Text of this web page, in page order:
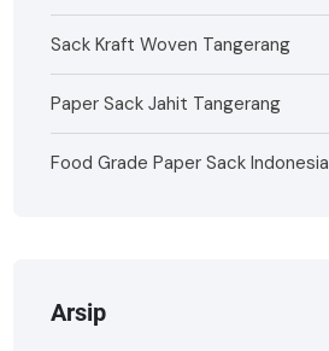
Sack Kraft Woven Tangerang
Paper Sack Jahit Tangerang
Food Grade Paper Sack Indonesia
Arsip